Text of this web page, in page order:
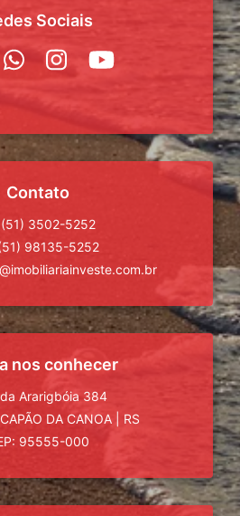
Sociais
Contato
(51) 3502-5252
98135-5252
nos conhecer
Ararigbóia 384
CAPÃO DA CANOA
RS
95555-000